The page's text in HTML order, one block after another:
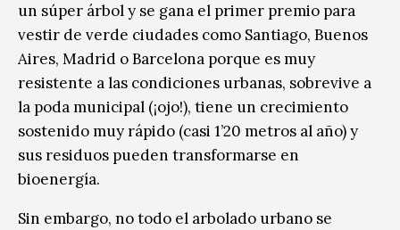
un súper árbol y se gana el primer premio para
vestir de verde ciudades como Santiago, Buenos
Aires, Madrid o Barcelona porque es muy
resistente a las condiciones urbanas, sobrevive a
la poda municipal (¡ojo!), tiene un crecimiento
sostenido muy rápido (casi 1’20 metros al año) y
sus residuos pueden transformarse en
bioenergía.
Sin embargo, no todo el arbolado urbano se